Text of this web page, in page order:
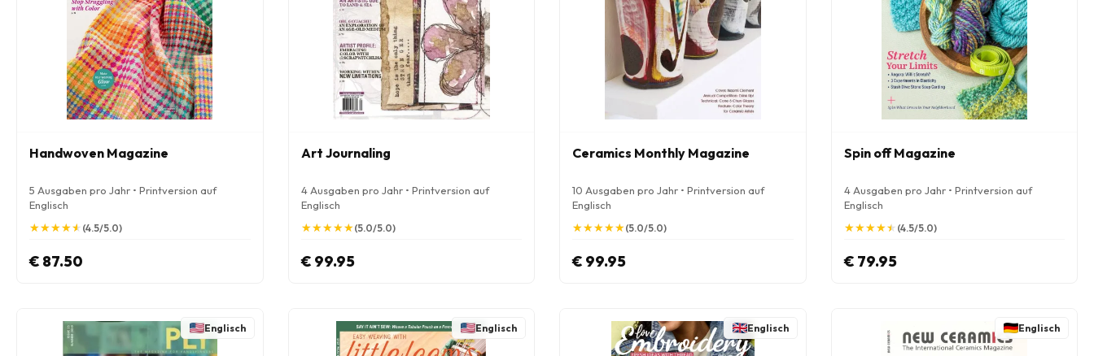
Handwoven Magazine
5 Ausgaben pro Jahr • Printversion auf
Englisch
★
★★
★★
★★
★★
★ (4.5/5.0)
€ 87.50
Art Journaling
4 Ausgaben pro Jahr • Printversion auf
Englisch
★
★★
★★
★★
★★
★(5.0/5.0)
€ 99.95
Ceramics Monthly Magazine
10 Ausgaben pro Jahr • Printversion auf
Englisch
★
★★
★★
★★
★★
★(5.0/5.0)
€ 99.95
Spin off Magazine
4 Ausgaben pro Jahr • Printversion auf
Englisch
★
★★
★★
★★
★★
★ (4.5/5.0)
€ 79.95
Englisch Englisch Englisch Englisch